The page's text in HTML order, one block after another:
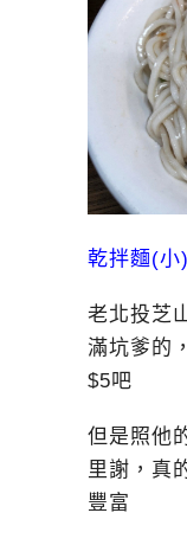
乾拌麵(小
老北投芝
滿坑爹的
$5吧
但是照他
里謝，真
豐富